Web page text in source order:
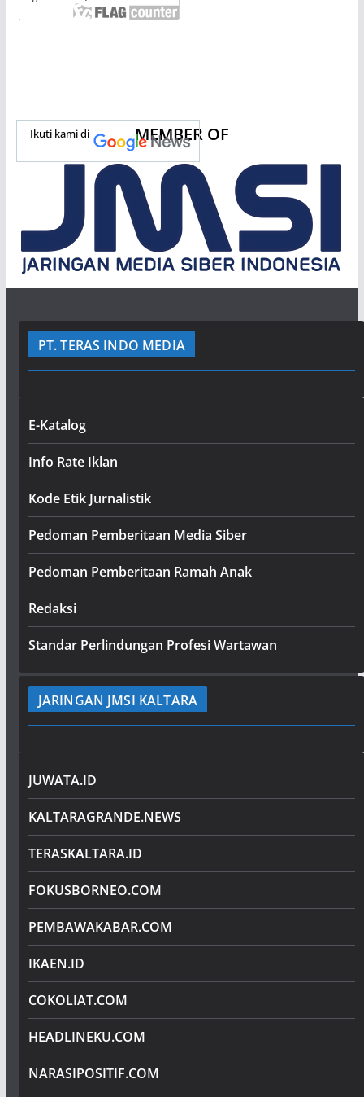
Ikuti kami di MEMBER OF
PT. TERAS INDO MEDIA
E-Katalog
Info Rate Iklan
Kode Etik Jurnalistik
Pedoman Pemberitaan Media Siber
Pedoman Pemberitaan Ramah Anak
Redaksi
Standar Perlindungan Profesi Wartawan
JARINGAN JMSI KALTARA
JUWATA.ID
KALTARAGRANDE.NEWS
TERASKALTARA.ID
FOKUSBORNEO.COM
PEMBAWAKABAR.COM
IKAEN.ID
COKOLIAT.COM
HEADLINEKU.COM
NARASIPOSITIF.COM